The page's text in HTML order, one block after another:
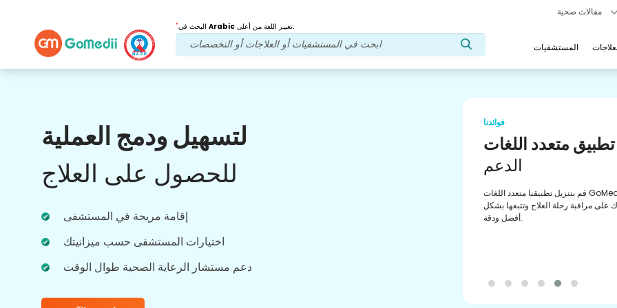
* Arabic تغيير اللغة من أعلى.
المستشفيات
لتسهيل ودمج العملية
للحصول على العلاج
إقامة مريحة في المستشفى
اختيارات المستشفى حسب ميزانيتك
دعم مستشار الرعاية الصحية طوال الوقت
تطبيق متعدد اللغات
الدعم
أفضل ودقة.
فوائدنا
الطب العادي تحقيق،
إنجاز
المعتمدة من الصيدلية للوفاء بالوصفات
الخاصة بك. احصل على تحديثات منتظمة
إعادة التشكيل والطلب السهل من خلال